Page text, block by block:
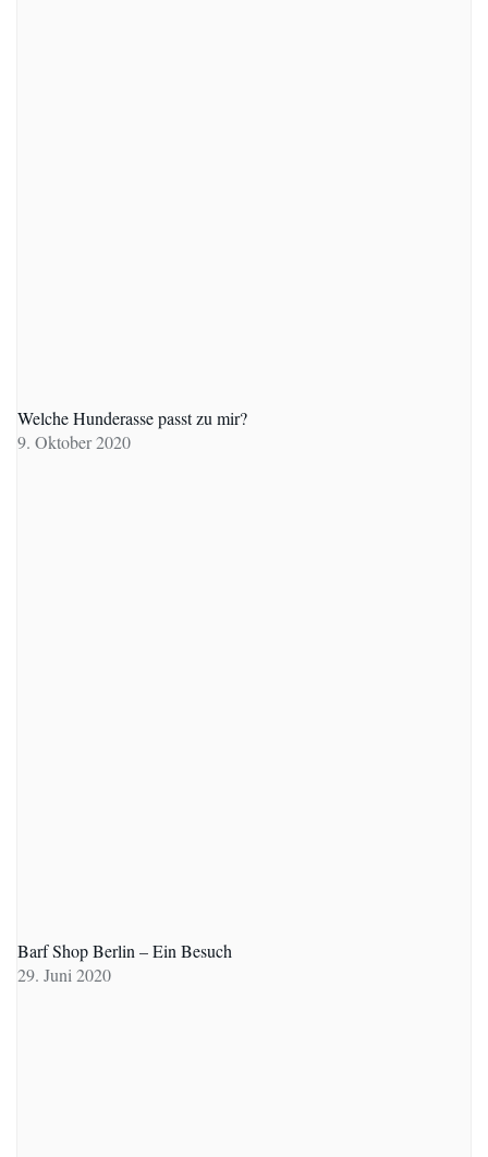
Welche Hunderasse passt zu mir?
9. Oktober 2020
Barf Shop Berlin – Ein Besuch
29. Juni 2020